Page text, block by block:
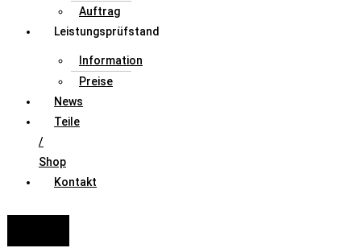
Auftrag
Leistungsprüfstand
Information
Preise
News
Teile
/
Shop
Kontakt